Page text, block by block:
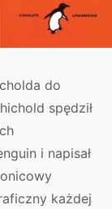
do
spędził
i napisał
każdej